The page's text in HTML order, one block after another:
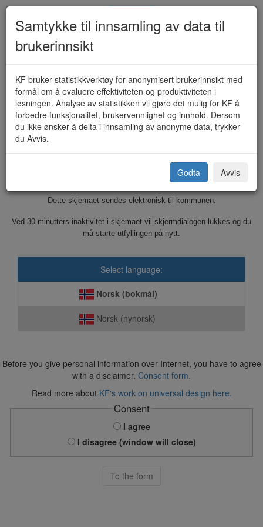
Skjenkebevilling - enkelt
anledning/ambulerende (KF-112-
1576)
Aure kommune
Dette skjemaet sendes elektronisk til kommunen.
Ved 30 minutters inaktivitet i skjemaet vil skjermdialogen lukkes og du
må starte utfyllingen på nytt.
Select language:
Norsk (bokmål)
Norsk (nynorsk)
Before you give personal information over Internet, you have to agree
with a disclaimer. Consent form.
Read more about KF's work on universal design here.
Consent
I agree
I disagree (window will close)
To the form
Samtykke til innsamling av data til
brukerinnsikt
KF bruker statistikkverktøy for anonymisert brukerinnsikt med
formål om å evaluere effektiviteten og produktiviteten i
løsningen. Analyse av statistikken vil gjøre det mulig for KF å
forbedre funksjonalitet, brukervennlighet og innhold. Dersom
du ikke ønsker å delta i innsamling av anonyme data, trykker
du Avvis.
Godta Avvis